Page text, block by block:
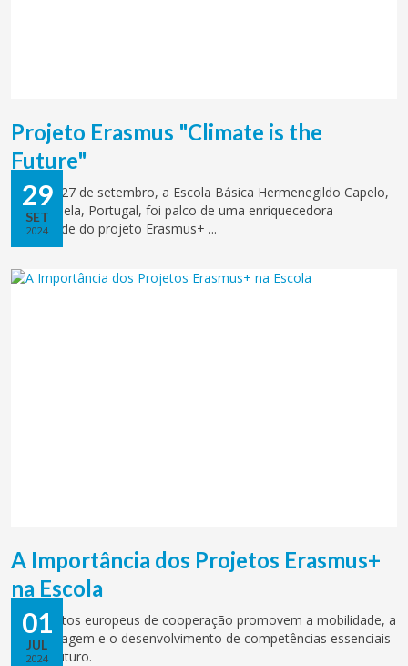
29
SET
2024
Projeto Erasmus "Climate is the
Future"
De 24 a 27 de setembro, a Escola Básica Hermenegildo Capelo,
em Palmela, Portugal, foi palco de uma enriquecedora
mobilidade do projeto Erasmus+ ...
01
JUL
2024
A Importância dos Projetos Erasmus+
na Escola
Os projetos europeus de cooperação promovem a mobilidade, a
aprendizagem e o desenvolvimento de competências essenciais
para o futuro.